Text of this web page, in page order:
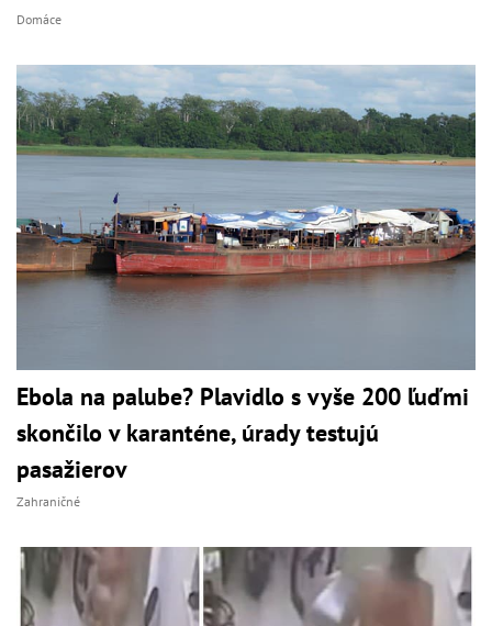
Domáce
Ebola na palube? Plavidlo s vyše 200 ľuďmi
skončilo v karanténe, úrady testujú
pasažierov
Zahraničné